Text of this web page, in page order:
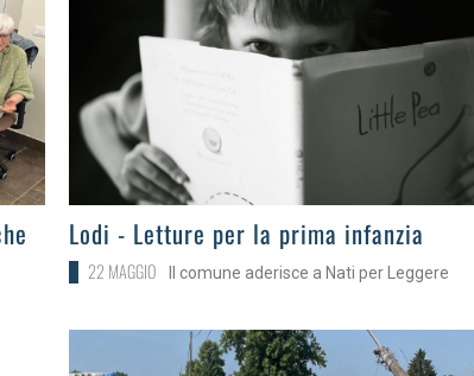
>Lodi - Letture per la prima infanzia
22 MAGGIO Il comune aderisce a Nati per Leggere